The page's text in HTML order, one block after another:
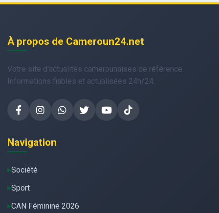
À propos de Cameroun24.net
Votre site d'actualités camerounaises de référence.
Informations fiables et actualisées 24h/24.
Navigation
Société
Sport
CAN Féminine 2026